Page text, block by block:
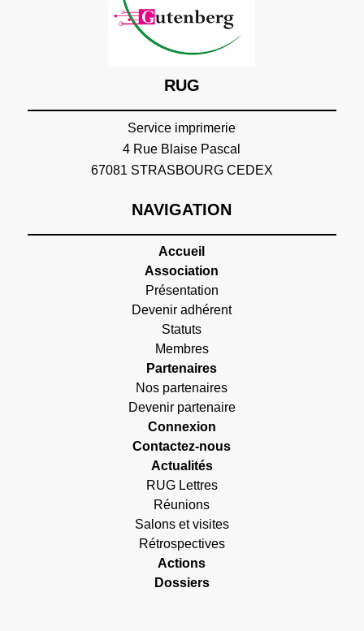
RUG
Service imprimerie
4 Rue Blaise Pascal
67081 STRASBOURG CEDEX
NAVIGATION
Accueil
Association
Présentation
Devenir adhérent
Statuts
Membres
Partenaires
Nos partenaires
Devenir partenaire
Connexion
Contactez-nous
Actualités
RUG Lettres
Réunions
Salons et visites
Rétrospectives
Actions
Dossiers